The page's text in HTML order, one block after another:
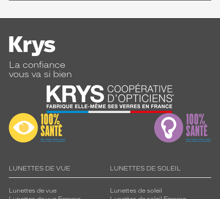
La confiance
vous va si bien
LUNETTES DE VUE
Lunettes de vue
LUNETTES DE SOLEIL
Lunettes de soleil